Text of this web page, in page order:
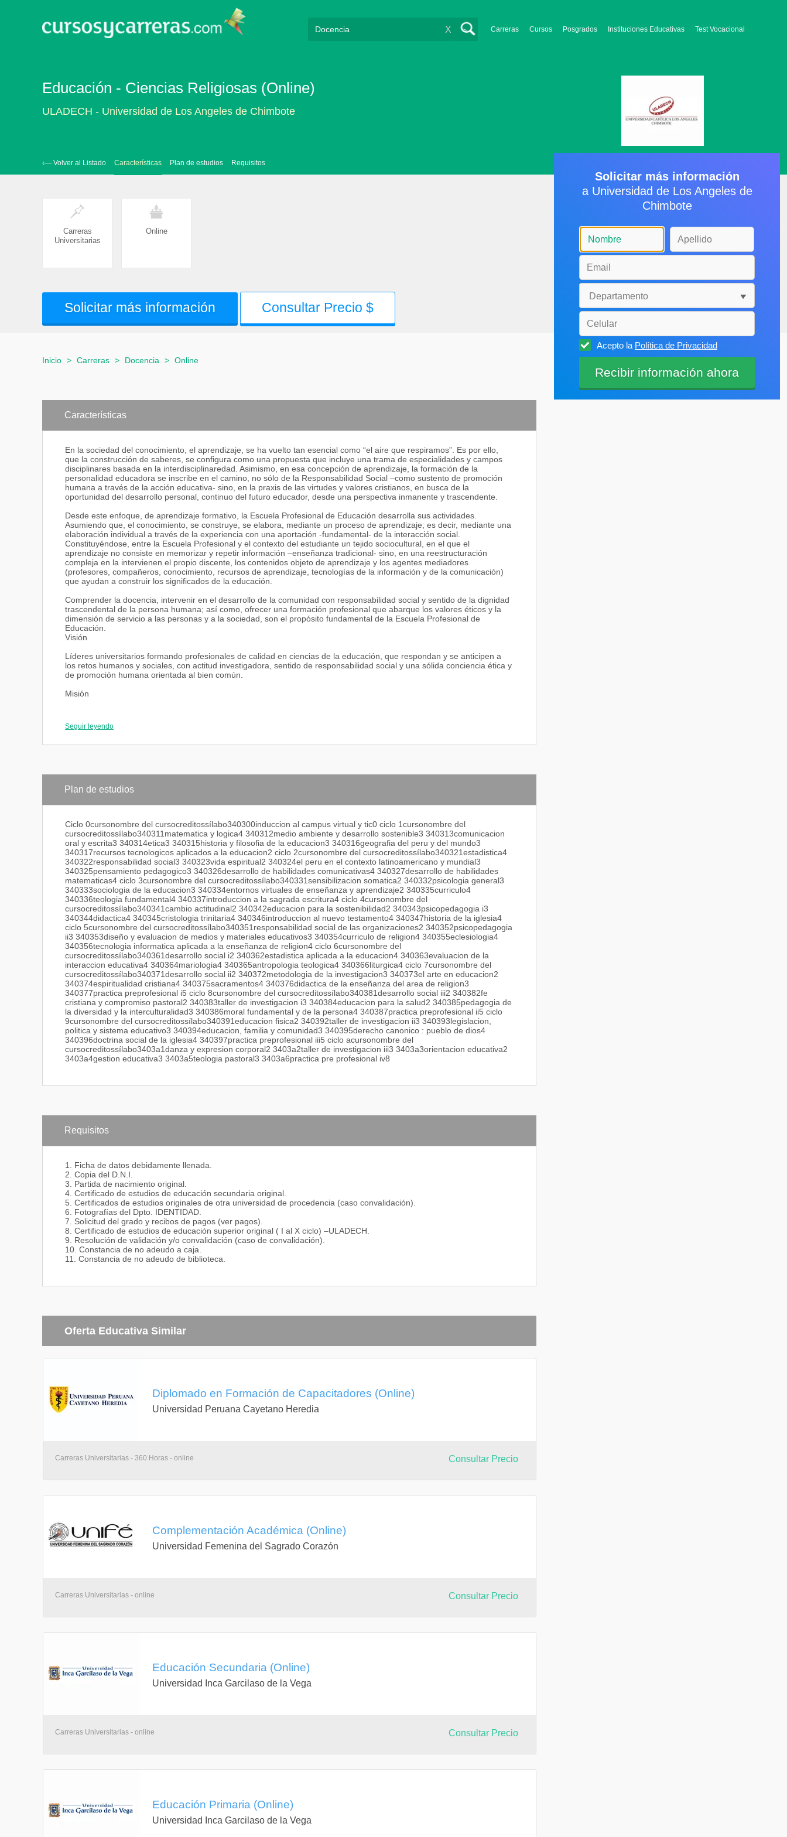
Carreras Cursos Posgrados Instituciones Educativas Test Vocacional
X
Educación - Ciencias Religiosas (Online)
ULADECH - Universidad de Los Angeles de Chimbote
‹— Volver al Listado Características Plan de estudios Requisitos
Carreras
Universitarias
Online
Solicitar más información Consultar Precio $
Inicio > Carreras > Docencia > Online
Características
En la sociedad del conocimiento, el aprendizaje, se ha vuelto tan esencial como “el aire que respiramos”. Es por ello,
que la construcción de saberes, se configura como una propuesta que incluye una trama de especialidades y campos
disciplinares basada en la interdisciplinaredad. Asimismo, en esa concepción de aprendizaje, la formación de la
personalidad educadora se inscribe en el camino, no sólo de la Responsabilidad Social –como sustento de promoción
humana a través de la acción educativa- sino, en la praxis de las virtudes y valores cristianos, en busca de la
oportunidad del desarrollo personal, continuo del futuro educador, desde una perspectiva inmanente y trascendente.
Desde este enfoque, de aprendizaje formativo, la Escuela Profesional de Educación desarrolla sus actividades.
Asumiendo que, el conocimiento, se construye, se elabora, mediante un proceso de aprendizaje; es decir, mediante una
elaboración individual a través de la experiencia con una aportación -fundamental- de la interacción social.
Constituyéndose, entre la Escuela Profesional y el contexto del estudiante un tejido sociocultural, en el que el
aprendizaje no consiste en memorizar y repetir información –enseñanza tradicional- sino, en una reestructuración
compleja en la intervienen el propio discente, los contenidos objeto de aprendizaje y los agentes mediadores
(profesores, compañeros, conocimiento, recursos de aprendizaje, tecnologías de la información y de la comunicación)
que ayudan a construir los significados de la educación.
Comprender la docencia, intervenir en el desarrollo de la comunidad con responsabilidad social y sentido de la dignidad
trascendental de la persona humana; así como, ofrecer una formación profesional que abarque los valores éticos y la
dimensión de servicio a las personas y a la sociedad, son el propósito fundamental de la Escuela Profesional de
Educación.
Visión
Líderes universitarios formando profesionales de calidad en ciencias de la educación, que respondan y se anticipen a
los retos humanos y sociales, con actitud investigadora, sentido de responsabilidad social y una sólida conciencia ética y
de promoción humana orientada al bien común.
Misión
de información a costos accesibles.
Seguir leyendo
Plan de estudios
Ciclo 0cursonombre del cursocreditossílabo340300induccion al campus virtual y tic0 ciclo 1cursonombre del
cursocreditossílabo340311matematica y logica4 340312medio ambiente y desarrollo sostenible3 340313comunicacion
oral y escrita3 340314etica3 340315historia y filosofia de la educacion3 340316geografia del peru y del mundo3
340317recursos tecnologicos aplicados a la educacion2 ciclo 2cursonombre del cursocreditossílabo340321estadistica4
340322responsabilidad social3 340323vida espiritual2 340324el peru en el contexto latinoamericano y mundial3
340325pensamiento pedagogico3 340326desarrollo de habilidades comunicativas4 340327desarrollo de habilidades
matematicas4 ciclo 3cursonombre del cursocreditossílabo340331sensibilizacion somatica2 340332psicologia general3
340333sociologia de la educacion3 340334entornos virtuales de enseñanza y aprendizaje2 340335curriculo4
340336teologia fundamental4 340337introduccion a la sagrada escritura4 ciclo 4cursonombre del
cursocreditossílabo340341cambio actitudinal2 340342educacion para la sostenibilidad2 340343psicopedagogia i3
340344didactica4 340345cristologia trinitaria4 340346introduccion al nuevo testamento4 340347historia de la iglesia4
ciclo 5cursonombre del cursocreditossílabo340351responsabilidad social de las organizaciones2 340352psicopedagogia
ii3 340353diseño y evaluacion de medios y materiales educativos3 340354curriculo de religion4 340355eclesiologia4
340356tecnologia informatica aplicada a la enseñanza de religion4 ciclo 6cursonombre del
cursocreditossílabo340361desarrollo social i2 340362estadistica aplicada a la educacion4 340363evaluacion de la
interaccion educativa4 340364mariologia4 340365antropologia teologica4 340366liturgica4 ciclo 7cursonombre del
cursocreditossílabo340371desarrollo social ii2 340372metodologia de la investigacion3 340373el arte en educacion2
340374espiritualidad cristiana4 340375sacramentos4 340376didactica de la enseñanza del area de religion3
340377practica preprofesional i5 ciclo 8cursonombre del cursocreditossílabo340381desarrollo social iii2 340382fe
cristiana y compromiso pastoral2 340383taller de investigacion i3 340384educacion para la salud2 340385pedagogia de
la diversidad y la interculturalidad3 340386moral fundamental y de la persona4 340387practica preprofesional ii5 ciclo
9cursonombre del cursocreditossílabo340391educacion fisica2 340392taller de investigacion ii3 340393legislacion,
politica y sistema educativo3 340394educacion, familia y comunidad3 340395derecho canonico : pueblo de dios4
340396doctrina social de la iglesia4 340397practica preprofesional iii5 ciclo acursonombre del
cursocreditossílabo3403a1danza y expresion corporal2 3403a2taller de investigacion iii3 3403a3orientacion educativa2
3403a4gestion educativa3 3403a5teologia pastoral3 3403a6practica pre profesional iv8
Requisitos
1. Ficha de datos debidamente llenada.
2. Copia del D.N.I.
3. Partida de nacimiento original.
4. Certificado de estudios de educación secundaria original.
5. Certificados de estudios originales de otra universidad de procedencia (caso convalidación).
6. Fotografías del Dpto. IDENTIDAD.
7. Solicitud del grado y recibos de pagos (ver pagos).
8. Certificado de estudios de educación superior original ( I al X ciclo) –ULADECH.
9. Resolución de validación y/o convalidación (caso de convalidación).
10. Constancia de no adeudo a caja.
11. Constancia de no adeudo de biblioteca.
Oferta Educativa Similar
Diplomado en Formación de Capacitadores (Online)
Universidad Peruana Cayetano Heredia
Carreras Universitarias - 360 Horas - online Consultar Precio
Complementación Académica (Online)
Universidad Femenina del Sagrado Corazón
Carreras Universitarias - online Consultar Precio
Educación Secundaria (Online)
Universidad Inca Garcilaso de la Vega
Carreras Universitarias - online Consultar Precio
Educación Primaria (Online)
Universidad Inca Garcilaso de la Vega
Solicitar más información
a Universidad de Los Angeles de
Chimbote
Acepto la Política de Privacidad